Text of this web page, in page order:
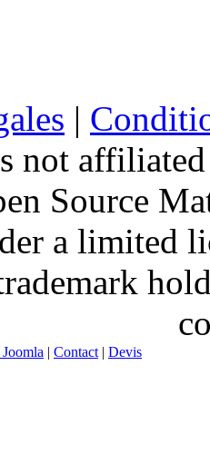
|
not
Source
a limited
| Contact | Devis